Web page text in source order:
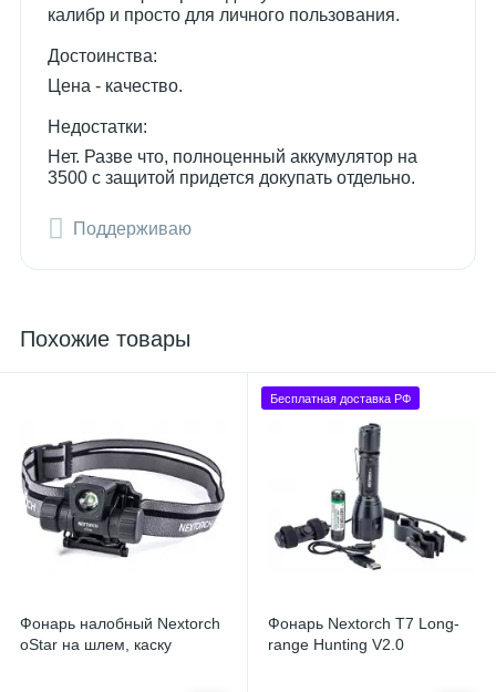
калибр и просто для личного пользования.
Достоинства:
Цена - качество.
Недостатки:
Нет. Разве что, полноценный аккумулятор на
3500 с защитой придется докупать отдельно.
Поддерживаю
Похожие товары
Фонарь налобный Nextorch
oStar на шлем, каску
Бесплатная доставка РФ
Фонарь Nextorch T7 Long-
range Hunting V2.0